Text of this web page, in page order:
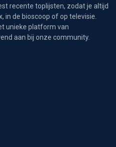
recente toplijsten, zodat je altijd
in de bioscoop of op televisie.
unieke platform van
aan bij onze community.